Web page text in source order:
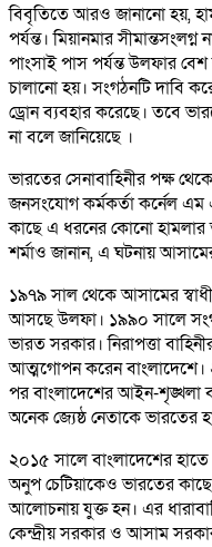
বিবৃতিতে আরও জানানো হয়,
পর্যন্ত। মিয়ানমার
পাংসাই পাস পর্যন্ত উলফার
চালানো হয়। সংগঠনটি দাবি
ড্রোন ব্যবহার করেছে। তবে
না বলে জানিয়েছে ।
ভারতের সেনাবাহিনীর পক্ষ
জনসংযোগ কর্মকর্তা কর্নেল এম
কাছে এ ধরনের কোনো হামলার
শর্মাও জানান, এ ঘটনায়
১৯৭৯ সাল থেকে আসামের
আসছে উলফা। ১৯৯০ সালে
ভারত সরকার। নিরাপত্তা
আত্মগোপন করেন
পর বাংলাদেশের আইন-শৃঙ্খলা
অনেক জ্যেষ্ঠ নেতাকে ভারতের
২০১৫ সালে বাংলাদেশের হাতে
অনুপ চেটিয়াকেও ভারতের কাছে
আলোচনায় যুক্ত হন। এর
কেন্দ্রীয় সরকার ও আসাম